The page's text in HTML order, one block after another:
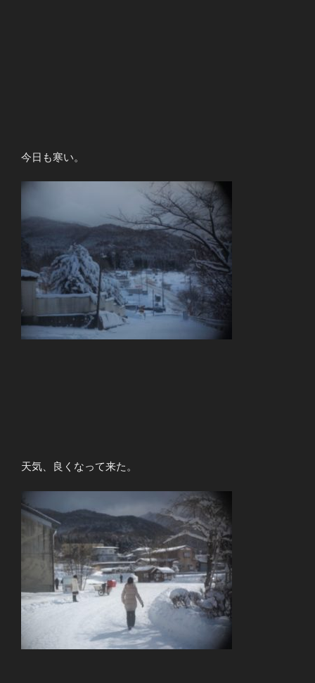
今日も寒い。
天気、良くなって来た。